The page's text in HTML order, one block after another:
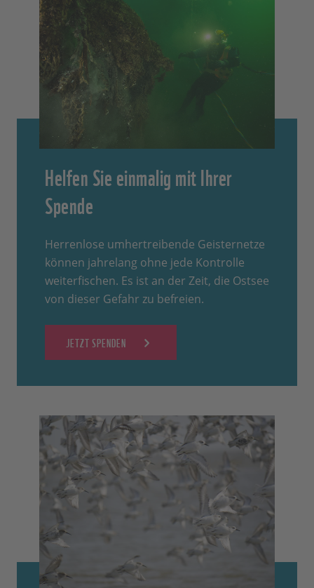
Helfen Sie einmalig mit Ihrer
Spende
Herrenlose umhertreibende Geisternetze
können jahrelang ohne jede Kontrolle
weiterfischen. Es ist an der Zeit, die Ostsee
von dieser Gefahr zu befreien.
JETZT SPENDEN